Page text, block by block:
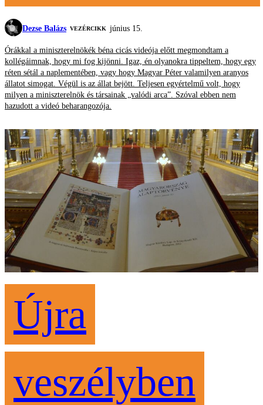
Dezse Balázs VEZÉRCIKK június 15.
Órákkal a miniszterelnökék béna cicás videója előtt megmondtam a
kollégáimnak, hogy mi fog kijönni. Igaz, én olyanokra tippeltem, hogy egy
réten sétál a naplementében, vagy hogy Magyar Péter valamilyen aranyos
állatot simogat. Végül is az állat bejött. Teljesen egyértelmű volt, hogy
milyen a miniszterelnök és társainak „valódi arca”. Szóval ebben nem
hazudott a videó beharangozója.
Újra
veszélyben